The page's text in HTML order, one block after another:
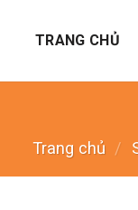
TRANG CHỦ
Trang chủ /